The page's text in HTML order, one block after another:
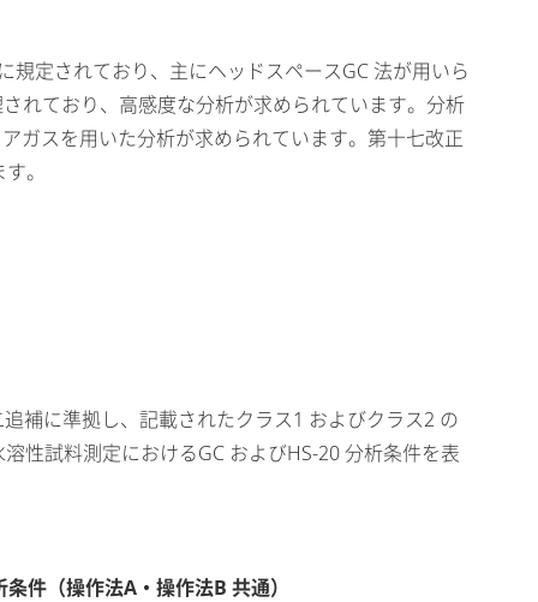
定されており、主にヘッドスペースGC 法が用いら
れており、高感度な分析が求められています。分析
ガスを用いた分析が求められています。第十七改正
。
補に準拠し、記載されたクラス1 およびクラス2 の
性試料測定におけるGC およびHS-20 分析条件を表
条件（操作法A・操作法B 共通）